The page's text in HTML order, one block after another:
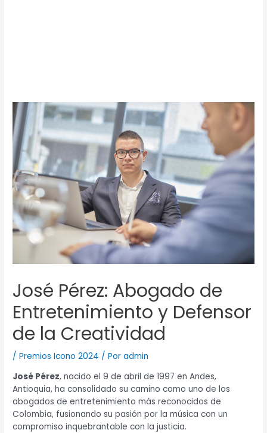
José Pérez: Abogado de
Entretenimiento y Defensor
de la Creatividad
/Premios Icono 2024 / Poradmin
José Pérez, nacido el 9 de abril de 1997 en Andes,
Antioquia, ha consolidado su camino como uno de los
abogados de entretenimiento más reconocidos de
Colombia, fusionando su pasión por la música con un
compromiso inquebrantable con la justicia.